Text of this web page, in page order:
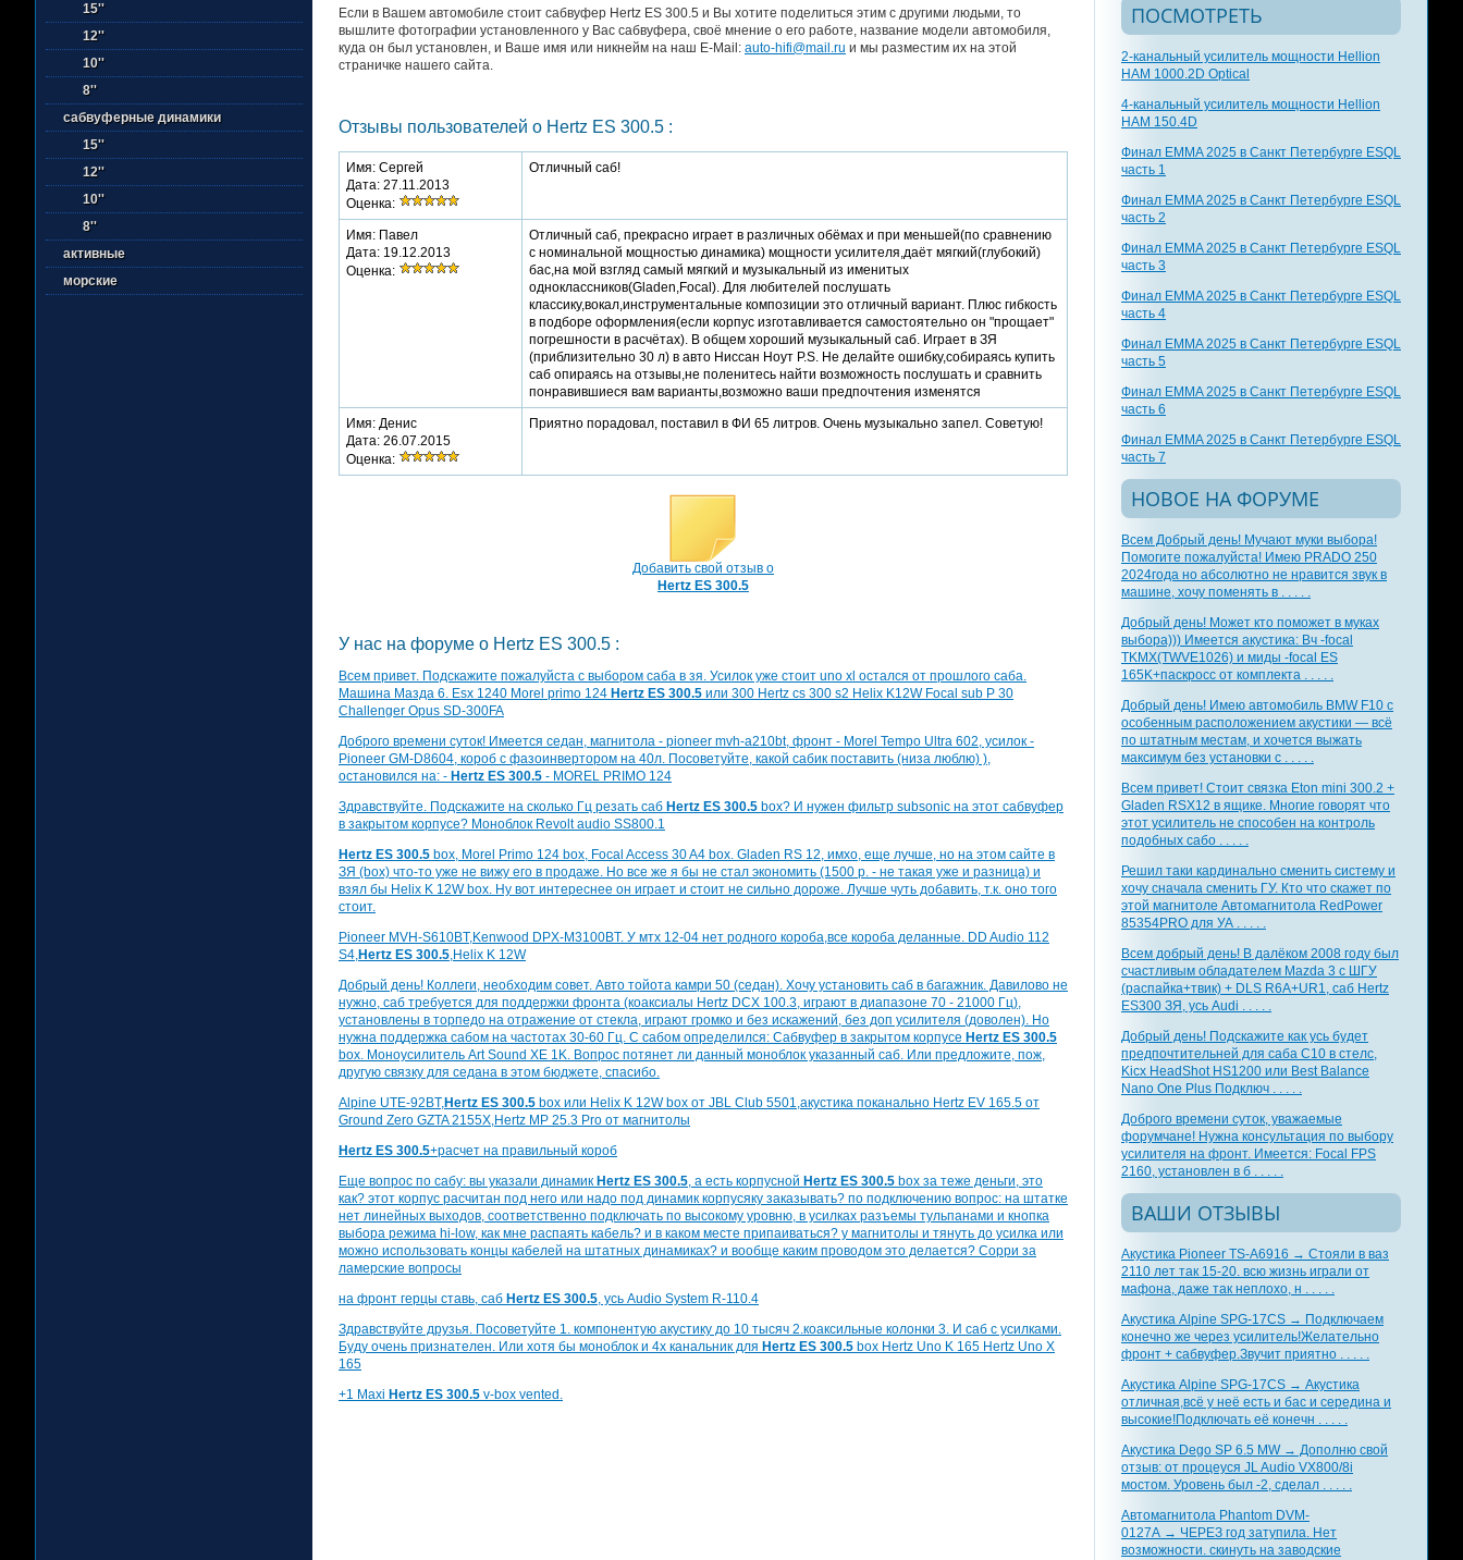
15''
12''
10''
8''
сабвуферные динамики
15''
12''
10''
8''
активные
морские
Если в Вашем автомобиле стоит сабвуфер Hertz ES 300.5 и Вы хотите поделиться этим с другими людьми, то
вышлите фотографии установленного у Вас сабвуфера, своё мнение о его работе, название модели автомобиля,
куда он был установлен, и Ваше имя или никнейм на наш E-Mail: auto-hifi@mail.ru и мы разместим их на этой
страничке нашего сайта.
Отзывы пользователей о Hertz ES 300.5 :
Имя: Сергей
Дата: 27.11.2013
Оценка:
Отличный саб!
Имя: Павел
Дата: 19.12.2013
Оценка:
Отличный саб, прекрасно играет в различных обёмах и при меньшей(по сравнению
с номинальной мощностью динамика) мощности усилителя,даёт мягкий(глубокий)
бас,на мой взгляд самый мягкий и музыкальный из именитых
одноклассников(Gladen,Focal). Для любителей послушать
классику,вокал,инструментальные композиции это отличный вариант. Плюс гибкость
в подборе оформления(если корпус изготавливается самостоятельно он "прощает"
погрешности в расчётах). В общем хороший музыкальный саб. Играет в ЗЯ
(приблизительно 30 л) в авто Ниссан Ноут P.S. Не делайте ошибку,собираясь купить
саб опираясь на отзывы,не поленитесь найти возможность послушать и сравнить
понравившиеся вам варианты,возможно ваши предпочтения изменятся
Имя: Денис
Дата: 26.07.2015
Оценка:
Приятно порадовал, поставил в ФИ 65 литров. Очень музыкально запел. Советую!
Добавить свой отзыв о
Hertz ES 300.5
У нас на форуме о Hertz ES 300.5 :
Всем привет. Подскажите пожалуйста с выбором саба в зя. Усилок уже стоит uno xl остался от прошлого саба.
Машина Мазда 6. Esx 1240 Morel primo 124 Hertz ES 300.5 или 300 Hertz cs 300 s2 Helix K12W Focal sub P 30
Challenger Opus SD-300FA
Доброго времени суток! Имеется седан, магнитола - pioneer mvh-a210bt, фронт - Morel Tempo Ultra 602, усилок -
Pioneer GM-D8604, короб с фазоинвертором на 40л. Посоветуйте, какой сабик поставить (низа люблю) ),
остановился на: - Hertz ES 300.5 - MOREL PRIMO 124
Здравствуйте. Подскажите на сколько Гц резать саб Hertz ES 300.5 box? И нужен фильтр subsonic на этот сабвуфер
в закрытом корпусе? Моноблок Revolt audio SS800.1
Hertz ES 300.5 box, Morel Primo 124 box, Focal Access 30 A4 box. Gladen RS 12, имхо, еще лучше, но на этом сайте в
ЗЯ (box) что-то уже не вижу его в продаже. Но все же я бы не стал экономить (1500 р. - не такая уже и разница) и
взял бы Helix K 12W box. Ну вот интереснее он играет и стоит не сильно дороже. Лучше чуть добавить, т.к. оно того
стоит.
Pioneer MVH-S610BT,Kenwood DPX-M3100BT. У мтх 12-04 нет родного короба,все короба деланные. DD Audio 112
S4,Hertz ES 300.5,Helix K 12W
Добрый день! Коллеги, необходим совет. Авто тойота камри 50 (седан). Хочу установить саб в багажник. Давилово не
нужно, саб требуется для поддержки фронта (коаксиалы Hertz DCX 100.3, играют в диапазоне 70 - 21000 Гц),
установлены в торпедо на отражение от стекла, играют громко и без искажений, без доп усилителя (доволен). Но
нужна поддержка сабом на частотах 30-60 Гц. С сабом определился: Сабвуфер в закрытом корпусе Hertz ES 300.5
box. Моноусилитель Art Sound XE 1K. Вопрос потянет ли данный моноблок указанный саб. Или предложите, пож,
другую связку для седана в этом бюджете, спасибо.
Alpine UTE-92BT,Hertz ES 300.5 box или Helix K 12W box от JBL Club 5501,акустика поканально Hertz EV 165.5 от
Ground Zero GZTA 2155X,Hertz MP 25.3 Pro от магнитолы
Hertz ES 300.5+расчет на правильный короб
Еще вопрос по сабу: вы указали динамик Hertz ES 300.5, а есть корпусной Hertz ES 300.5 box за теже деньги, это
как? этот корпус расчитан под него или надо под динамик корпусяку заказывать? по подключению вопрос: на штатке
нет линейных выходов, соответственно подключать по высокому уровню, в усилках разъемы тульпанами и кнопка
выбора режима hi-low, как мне распаять кабель? и в каком месте припаиваться? у магнитолы и тянуть до усилка или
можно использовать концы кабелей на штатных динамиках? и вообще каким проводом это делается? Сорри за
ламерские вопросы
на фронт герцы ставь, саб Hertz ES 300.5, усь Audio System R-110.4
Здравствуйте друзья. Посоветуйте 1. компонентую акустику до 10 тысяч 2.коаксильные колонки 3. И саб с усилками.
Буду очень признателен. Или хотя бы моноблок и 4х канальник для Hertz ES 300.5 box Hertz Uno K 165 Hertz Uno X
165
+1 Maxi Hertz ES 300.5 v-box vented.
ПОСМОТРЕТЬ
2-канальный усилитель мощности Hellion
HAM 1000.2D Optical
4-канальный усилитель мощности Hellion
HAM 150.4D
Финал EMMA 2025 в Санкт Петербурге ESQL
часть 1
Финал EMMA 2025 в Санкт Петербурге ESQL
часть 2
Финал EMMA 2025 в Санкт Петербурге ESQL
часть 3
Финал EMMA 2025 в Санкт Петербурге ESQL
часть 4
Финал EMMA 2025 в Санкт Петербурге ESQL
часть 5
Финал EMMA 2025 в Санкт Петербурге ESQL
часть 6
Финал EMMA 2025 в Санкт Петербурге ESQL
часть 7
НОВОЕ НА ФОРУМЕ
Всем Добрый день! Мучают муки выбора!
Помогите пожалуйста! Имею PRADO 250
2024года но абсолютно не нравится звук в
машине, хочу поменять в . . . . .
Добрый день! Может кто поможет в муках
выбора))) Имеется акустика: Вч -focal
TKMX(TWVE1026) и миды -focal ES
165K+паскросс от комплекта . . . . .
Добрый день! Имею автомобиль BMW F10 с
особенным расположением акустики — всё
по штатным местам, и хочется выжать
максимум без установки с . . . . .
Всем привет! Стоит связка Eton mini 300.2 +
Gladen RSX12 в ящике. Многие говорят что
этот усилитель не способен на контроль
подобных сабо . . . . .
Решил таки кардинально сменить систему и
хочу сначала сменить ГУ. Кто что скажет по
этой магнитоле Автомагнитола RedPower
85354PRO для УА . . . . .
Всем добрый день! В далёком 2008 году был
счастливым обладателем Mazda 3 с ШГУ
(распайка+твик) + DLS R6A+UR1, саб Hertz
ES300 ЗЯ, усь Audi . . . . .
Добрый день! Подскажите как усь будет
предпочтительней для саба С10 в стелс,
Kicx HeadShot HS1200 или Best Balance
Nano One Plus Подключ . . . . .
Доброго времени суток, уважаемые
форумчане! Нужна консультация по выбору
усилителя на фронт. Имеется: Focal FPS
2160, установлен в б . . . . .
ВАШИ ОТЗЫВЫ
Акустика Pioneer TS-A6916 → Стояли в ваз
2110 лет так 15-20. всю жизнь играли от
мафона, даже так неплохо, н . . . . .
Акустика Alpine SPG-17CS → Подключаем
конечно же через усилитель!Желательно
фронт + сабвуфер.Звучит приятно . . . . .
Акустика Alpine SPG-17CS → Акустика
отличная,всё у неё есть и бас и середина и
высокие!Подключать её конечн . . . . .
Акустика Dego SP 6.5 MW → Дополню свой
отзыв: от процеуся JL Audio VX800/8i
мостом. Уровень был -2, сделал . . . . .
Автомагнитола Phantom DVM-
0127A → ЧЕРЕЗ год затупила. Нет
возможности. скинуть на заводские